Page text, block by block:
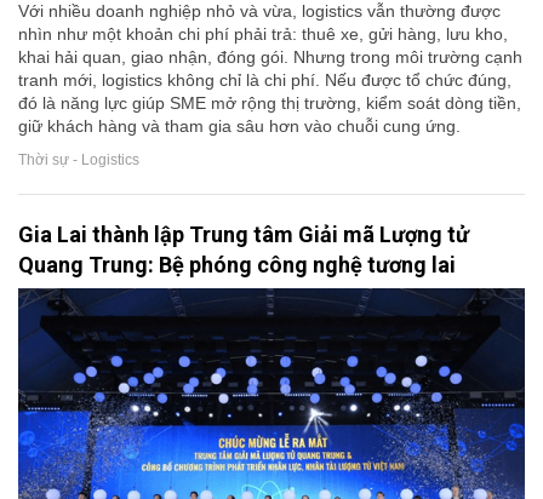
Với nhiều doanh nghiệp nhỏ và vừa, logistics vẫn thường được
nhìn như một khoản chi phí phải trả: thuê xe, gửi hàng, lưu kho,
khai hải quan, giao nhận, đóng gói. Nhưng trong môi trường cạnh
tranh mới, logistics không chỉ là chi phí. Nếu được tổ chức đúng,
đó là năng lực giúp SME mở rộng thị trường, kiểm soát dòng tiền,
giữ khách hàng và tham gia sâu hơn vào chuỗi cung ứng.
Thời sự - Logistics
Gia Lai thành lập Trung tâm Giải mã Lượng tử
Quang Trung: Bệ phóng công nghệ tương lai